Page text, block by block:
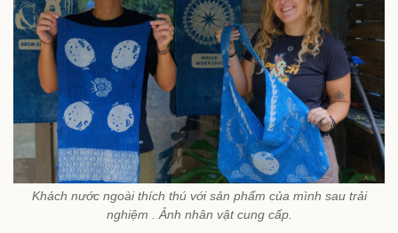
Khách nước ngoài thích thú với sản phẩm của mình sau trải
nghiệm . Ảnh nhân vật cung cấp.